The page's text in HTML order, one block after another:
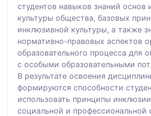
студентов навыков знаний основ
культуры общества, базовых
инклюзивной культуры, а также
нормативно-правовых аспектов
образовательного процесса для
с особыми образовательными
В результате освоения
формируются способности
использовать принципы
социальной и профессиональной